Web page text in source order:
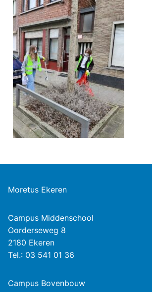
Moretus Ekeren
Campus Middenschool
Oorderseweg 8
2180 Ekeren
Tel.: 03 541 01 36
Campus Bovenbouw